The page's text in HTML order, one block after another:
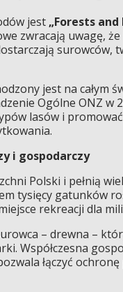
jest „Forests and
zwracają uwagę, że
surowców,
jest na całym
Ogólne ONZ w
lasów i
i gospodarczy
Polski i pełnią
tysięcy gatunków
rekreacji dla
– drewna –
Współczesna
łączyć